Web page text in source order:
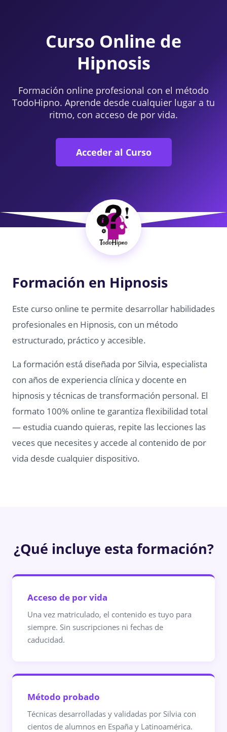
Curso Online de
Hipnosis
Formación online profesional con el método
TodoHipno. Aprende desde cualquier lugar a tu
ritmo, con acceso de por vida.
Acceder al Curso
Formación en Hipnosis
Este curso online te permite desarrollar habilidades
profesionales en Hipnosis, con un método
estructurado, práctico y accesible.
La formación está diseñada por Silvia, especialista
con años de experiencia clínica y docente en
hipnosis y técnicas de transformación personal. El
formato 100% online te garantiza flexibilidad total
— estudia cuando quieras, repite las lecciones las
veces que necesites y accede al contenido de por
vida desde cualquier dispositivo.
¿Qué incluye esta formación?
Acceso de por vida
Una vez matriculado, el contenido es tuyo para
siempre. Sin suscripciones ni fechas de
caducidad.
Método probado
Técnicas desarrolladas y validadas por Silvia con
cientos de alumnos en España y Latinoamérica.